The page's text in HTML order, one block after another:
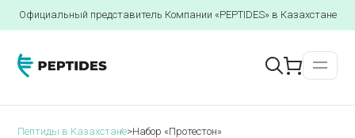
Официальный представитель Компании «PEPTIDES» в Казахстане
Пептиды в Казахстане>Набор «Протестон»